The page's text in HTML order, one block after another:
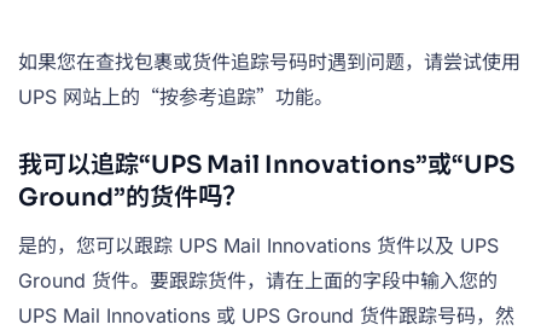
如果您在查找包裹或货件追踪号码时遇到问题，请尝试使用
UPS 网站上的“按参考追踪”功能。
我可以追踪“UPS Mail Innovations”或“UPS
Ground”的货件吗？
是的，您可以跟踪 UPS Mail Innovations 货件以及 UPS
Ground 货件。要跟踪货件，请在上面的字段中输入您的
UPS Mail Innovations 或 UPS Ground 货件跟踪号码，然